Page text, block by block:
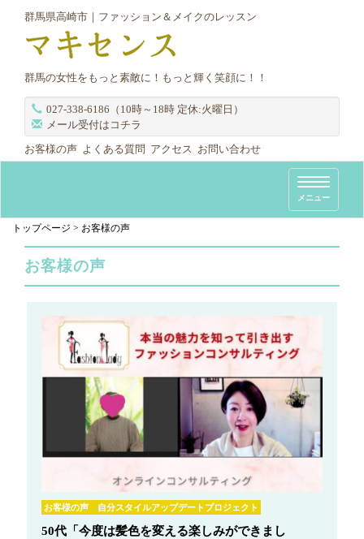
群馬県高崎市｜ファッション＆メイクのレッスン
群馬の女性をもっと素敵に！もっと輝く笑顔に！！
027-338-6186（10時～18時 定休:火曜日）
メール受付はコチラ
お客様の声 よくある質問 アクセス お問い合わせ
T
o
g
e
g
o
メニュー
トップページ > お客様の声
お客様の声
お客様の声 自分スタイルアップデートプロジェクト
50代「今度は髪色を変える楽しみができまし